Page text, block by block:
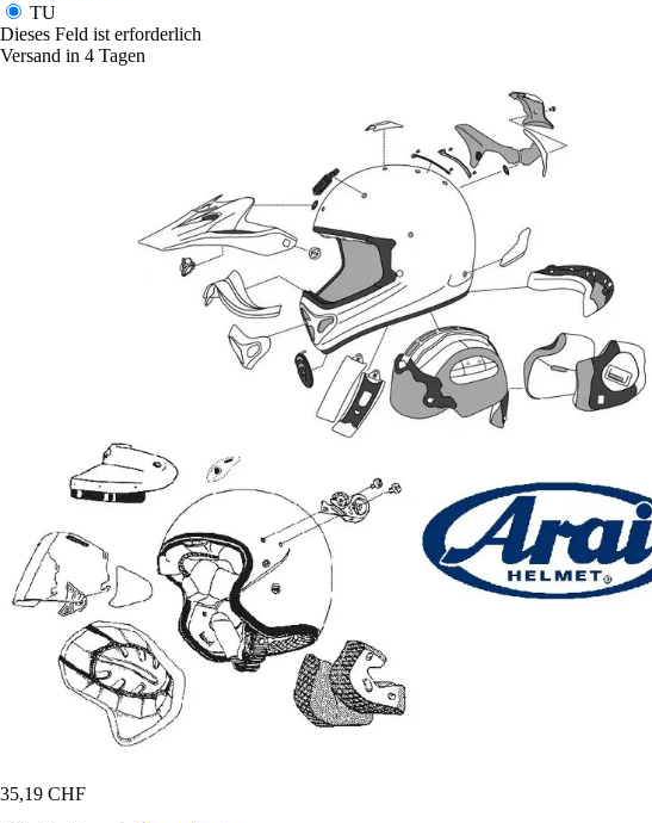
TU
Dieses Feld ist erforderlich
Versand in 4 Tagen
35,19 CHF